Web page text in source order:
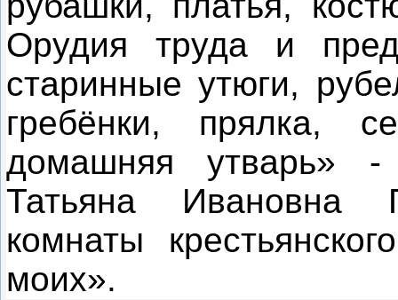
Орудия труда и
старинные утюги,
гребёнки, прялка,
домашняя утварь» -
Татьяна Ивановна
комнаты
моих».